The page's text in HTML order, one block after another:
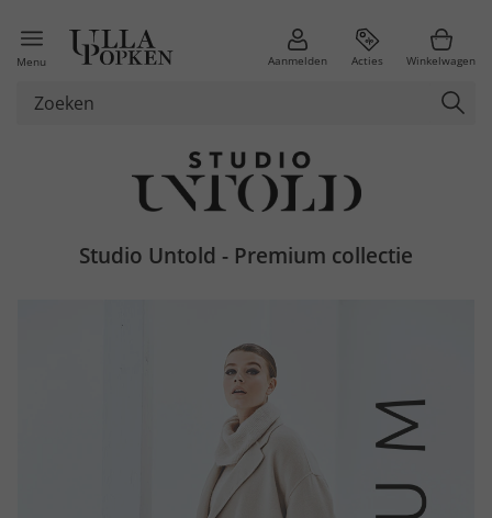
Menu Aanmelden Acties Winkelwagen
Studio Untold - Premium collectie